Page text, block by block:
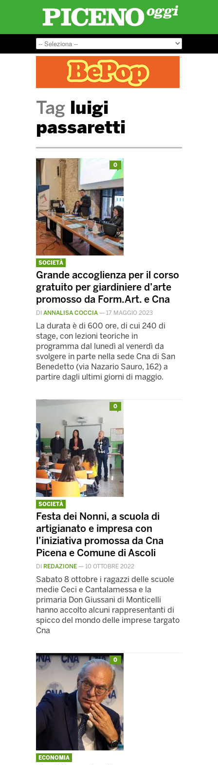
Tag luigi
passaretti
0
SOCIETÀ
Grande accoglienza per il corso
gratuito per giardiniere d’arte
promosso da Form.Art. e Cna
DI ANNALISA COCCIA — 17 MAGGIO 2023
La durata è di 600 ore, di cui 240 di
stage, con lezioni teoriche in
programma dal lunedì al venerdì da
svolgere in parte nella sede Cna di San
Benedetto (via Nazario Sauro, 162) a
partire dagli ultimi giorni di maggio.
0
SOCIETÀ
Festa dei Nonni, a scuola di
artigianato e impresa con
l’iniziativa promossa da Cna
Picena e Comune di Ascoli
DI REDAZIONE — 10 OTTOBRE 2022
Sabato 8 ottobre i ragazzi delle scuole
medie Ceci e Cantalamessa e la
primaria Don Giussani di Monticelli
hanno accolto alcuni rappresentanti di
spicco del mondo delle imprese targato
Cna
0
ECONOMIA